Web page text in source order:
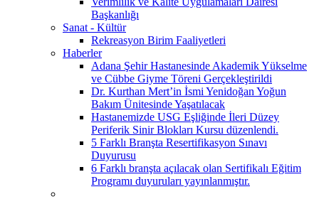
Başkanlığı
Sanat - Kültür
Rekreasyon Birim Faaliyetleri
Haberler
Adana Şehir Hastanesinde Akademik Yükselme
ve Cübbe Giyme Töreni Gerçekleştirildi
Dr. Kurthan Mert’in İsmi Yenidoğan Yoğun
Bakım Ünitesinde Yaşatılacak
Hastanemizde USG Eşliğinde İleri Düzey
Periferik Sinir Blokları Kursu düzenlendi.
5 Farklı Branşta Resertifikasyon Sınavı
Duyurusu
6 Farklı branşta açılacak olan Sertifikalı Eğitim
Programı duyuruları yayınlanmıştır.